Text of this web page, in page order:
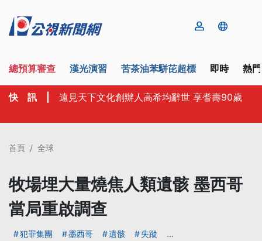
總預算審查 漢光演習 苦茶油苯駢芘超標 即時 熱
快 訊 遠見天下文化創辦人高希均辭世 享耆壽90歲
首頁 全球
牧場埋大量燒焦人類遺骸 墨西哥
當局重啟調查
犯罪集團 墨西哥 遺骸 失蹤 ...